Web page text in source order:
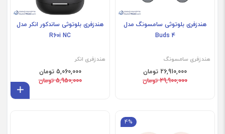
هندزفری بلوتوثی سامسونگ مدل
Buds 4
هندزفری سامسونگ
26,910,000 تومان
29,900,000 تومان
هندزفری بلوتوثی ساندکور انکر مدل
R60i NC
هندزفری انکر
5,060,000 تومان
5,950,000 تومان
4%